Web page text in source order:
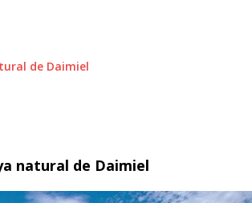
de Daimiel
natural de Daimiel